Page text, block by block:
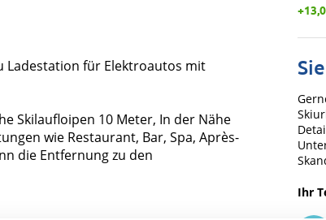
Ladestation für Elektroautos mit
Skilaufloipen 10 Meter, In der Nähe
wie Restaurant, Bar, Spa, Après-
die Entfernung zu den
Ihr